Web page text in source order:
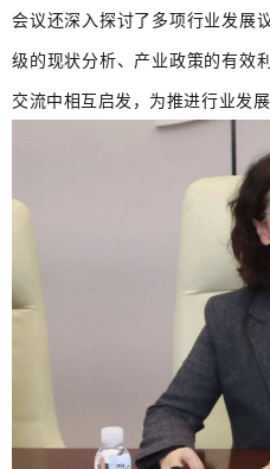
会议还深入探讨了多项行业发展
级的现状分析、产业政策的有效
交流中相互启发，为推进行业发展